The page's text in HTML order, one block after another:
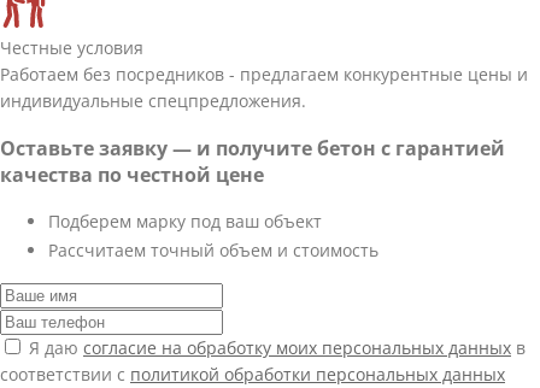
Честные условия
Работаем без посредников - предлагаем конкурентные цены и
индивидуальные спецпредложения.
Оставьте заявку — и получите бетон с гарантией
качества по честной цене
Подберем марку под ваш объект
Рассчитаем точный объем и стоимость
Я даю согласие на обработку моих персональных данных в
соответствии с политикой обработки персональных данных